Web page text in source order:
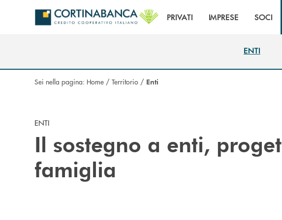
Salta al contenuto principale
PRIVATI IMPRESE SOCI
ENTI
Sei nella pagina: Home / Territorio / Enti
ENTI
Il sostegno a enti,
famiglia